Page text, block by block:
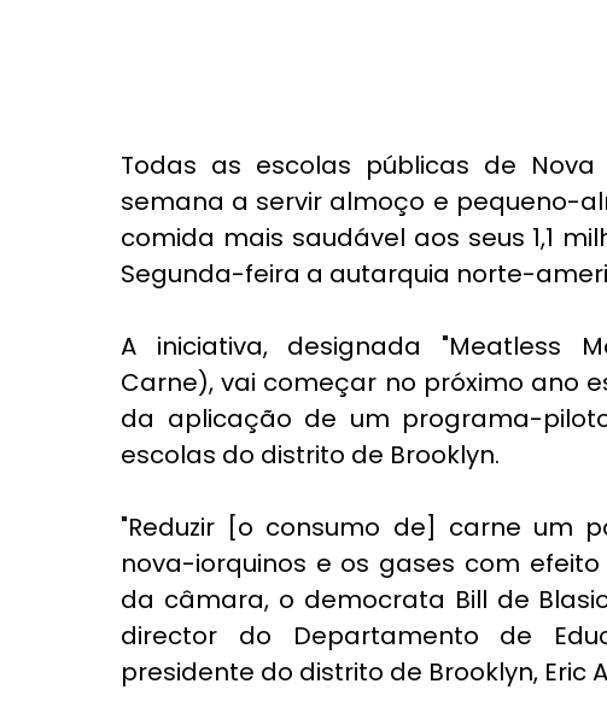
Todas as escolas públicas de
semana a servir almoço e pequeno-
comida mais saudável aos seus 1,1
Segunda-feira a autarquia norte-
A iniciativa, designada "Meatless
Carne), vai começar no próximo ano
da aplicação de um programa-
escolas do distrito de Brooklyn.
"Reduzir [o consumo de] carne um
nova-iorquinos e os gases com
da câmara, o democrata Bill de
director do Departamento de
presidente do distrito de Brooklyn, Eric